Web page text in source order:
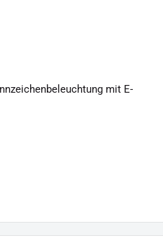
mit eingesetzten SMD-
mit E-